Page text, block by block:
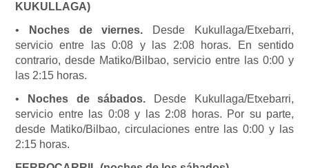
KUKULLAGA)
•
Noches de viernes. Desde Kukullaga/Etxebarri,
servicio entre las 0:08 y las 2:08 horas. En sentido
contrario, desde Matiko/Bilbao, servicio entre las 0:00 y
las 2:15 horas.
•
Noches de sábados. Desde Kukullaga/Etxebarri,
servicio entre las 0:08 y las 2:08 horas. Por su parte,
desde Matiko/Bilbao, circulaciones entre las 0:00 y las
2:15 horas.